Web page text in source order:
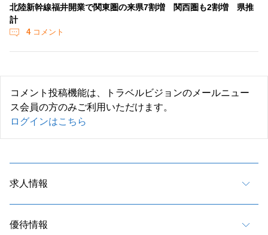
北陸新幹線福井開業で関東圏の来県7割増 関西圏も2割増 県推
計
4コメント
コメント投稿機能は、トラベルビジョンのメールニュー
ス会員の方のみご利用いただけます。
ログインはこちら
求人情報
優待情報